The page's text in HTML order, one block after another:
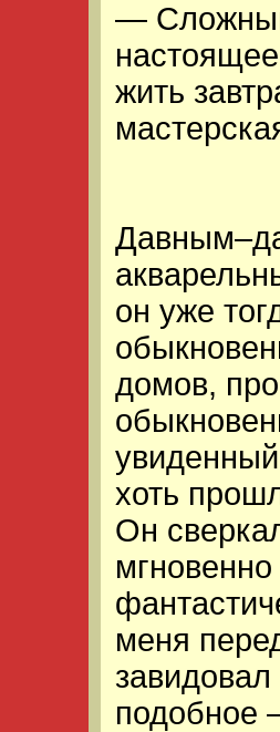
—
жить
он уже
домов,
хоть
Он
меня
подобное